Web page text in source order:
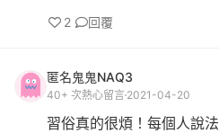
2 回覆
匿名鬼鬼NAQ3
40+ 次熱心留言 2021-04-20
習俗真的很煩！每個人說